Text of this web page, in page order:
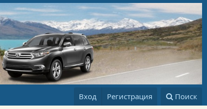
Вход Регистрация Поиск